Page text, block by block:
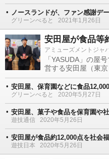
ノースランドが、ファン感謝デ
グリーンべると 2021年1月26日
安田屋が食品等
アミューズメントジャ
「YASUDA」の屋
営する安田屋（東京
安田屋、保育園などに食品
グリーンべると 2020年5月27日
安田屋、菓子や食品を保育園や
遊技通信 2020年5月26日
安田屋が食品約12,000点を社会
遊技日本 2020年5月26日